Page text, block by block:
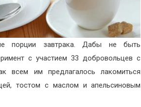
порции завтрака. Дабы не быть
с участием 33 добровольцев с
всем им предлагалось лакомиться
тостом с маслом и апельсиновым